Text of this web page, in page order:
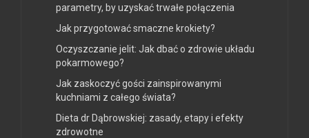
parametry, by uzyskać trwałe połączenia
Jak przygotować smaczne krokiety?
Oczyszczanie jelit: Jak dbać o zdrowie układu
pokarmowego?
Jak zaskoczyć gości zainspirowanymi
kuchniami z całego świata?
Dieta dr Dąbrowskiej: zasady, etapy i efekty
zdrowotne